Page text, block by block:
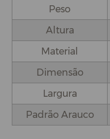
Peso
Altura
Material
Dimensão
Largura
Padrão Arauco